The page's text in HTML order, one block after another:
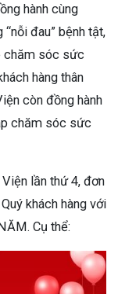
hành cùng
đau” bệnh tật,
chăm sóc sức
hàng thân
còn đồng hành
chăm sóc sức
lần thứ 4, đơn
khách hàng với
Cụ thể: